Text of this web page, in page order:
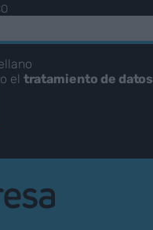
el tratamiento de datos